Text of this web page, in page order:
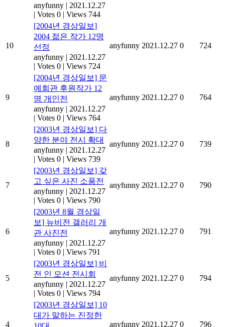
anyfunny | 2021.12.27
| Votes 0 | Views 744
10
[2004년 경상일보]
2004 젊은 작가 12명
선정
anyfunny | 2021.12.27
| Votes 0 | Views 724
anyfunny 2021.12.27 0 724
9
[2004년 경상일보] 문
예회관 후원작가 12
명 개인전
anyfunny | 2021.12.27
| Votes 0 | Views 764
anyfunny 2021.12.27 0 764
8
[2003년 경상일보] 다
양한 분야 전시 확대
anyfunny | 2021.12.27
| Votes 0 | Views 739
anyfunny 2021.12.27 0 739
7
[2003년 경상일보] 갖
고 싶은 사진 소품전
anyfunny | 2021.12.27
| Votes 0 | Views 790
anyfunny 2021.12.27 0 790
6
[2003년 8월 경상일
보] 뉴비전 갤러리 개
관 사진전
anyfunny | 2021.12.27
| Votes 0 | Views 791
anyfunny 2021.12.27 0 791
5
[2003년 경상일보] 비
전 인 모션 전시회
anyfunny | 2021.12.27
| Votes 0 | Views 794
anyfunny 2021.12.27 0 794
4
[2003년 경상일보] 10
대가 말하는 진정한
anyfunny 2021.12.27 0 796